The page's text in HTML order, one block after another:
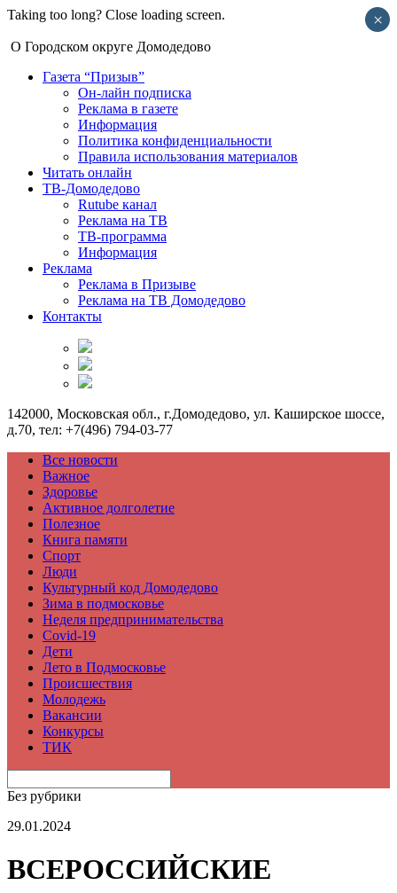
Taking too long? Close loading screen.
О Городском округе Домодедово
Газета “Призыв”
Он-лайн подписка
Реклама в газете
Информация
Политика конфиденциальности
Правила использования материалов
Читать онлайн
ТВ-Домодедово
Rutube канал
Реклама на ТВ
ТВ-программа
Информация
Реклама
Реклама в Призыве
Реклама на ТВ Домодедово
Контакты
142000, Московская обл., г.Домодедово, ул. Каширское шоссе,
д.70, тел: +7(496) 794-03-77
Все новости
Важное
Здоровье
Активное долголетие
Полезное
Книга памяти
Спорт
Люди
Культурный код Домодедово
Зима в подмосковье
Неделя предпринимательства
Covid-19
Дети
Лето в Подмосковье
Происшествия
Молодежь
Вакансии
Конкурсы
ТИК
Без рубрики
29.01.2024
ВСЕРОССИЙСКИЕ
×